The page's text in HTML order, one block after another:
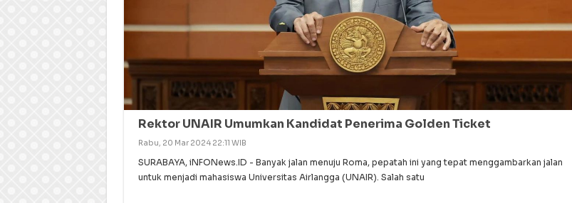
Rektor UNAIR Umumkan Kandidat Penerima Golden Ticket
Rabu, 20 Mar 2024 22:11 WIB
SURABAYA, iNFONews.ID - Banyak jalan menuju Roma, pepatah ini yang tepat menggambarkan jalan
untuk menjadi mahasiswa Universitas Airlangga (UNAIR). Salah satu